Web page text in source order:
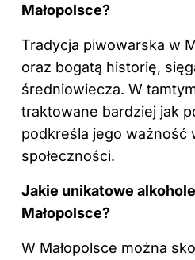
Małopolsce?
Tradycja piwowarska w
oraz bogatą historię,
średniowiecza. W
traktowane bardziej jak
podkreśla jego ważność
społeczności.
Jakie unikatowe
Małopolsce?
W Małopolsce można